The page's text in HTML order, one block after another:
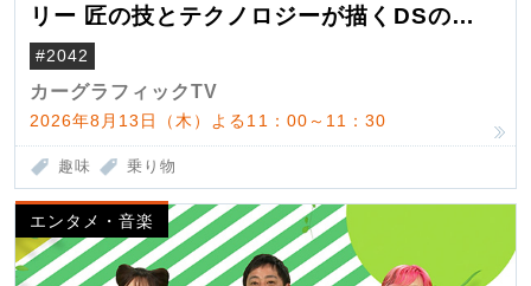
リー 匠の技とテクノロジーが描くDSの世
界観
#2042
カーグラフィックTV
2026年8月13日（木）よる11：00～11：30
趣味 乗り物
エンタメ・音楽